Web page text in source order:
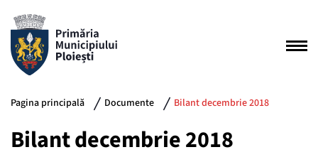
Pagina principală Documente Bilant decembrie 2018
Bilant decembrie 2018